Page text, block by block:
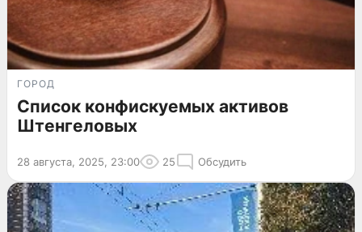
ГОРОД
Список конфискуемых активов
Штенгеловых
28 августа, 2025, 23:00 25 Обсудить